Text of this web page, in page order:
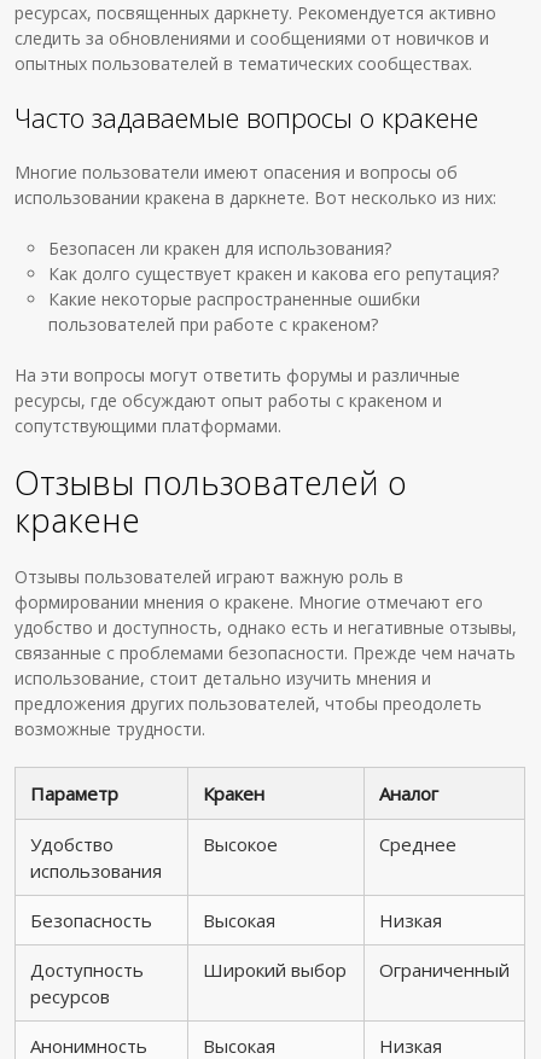
ресурсах, посвященных даркнету. Рекомендуется активно
следить за обновлениями и сообщениями от новичков и
опытных пользователей в тематических сообществах.
Часто задаваемые вопросы о кракене
Многие пользователи имеют опасения и вопросы об
использовании кракена в даркнете. Вот несколько из них:
Безопасен ли кракен для использования?
Как долго существует кракен и какова его репутация?
Какие некоторые распространенные ошибки
пользователей при работе с кракеном?
На эти вопросы могут ответить форумы и различные
ресурсы, где обсуждают опыт работы с кракеном и
сопутствующими платформами.
Отзывы пользователей о
кракене
Отзывы пользователей играют важную роль в
формировании мнения о кракене. Многие отмечают его
удобство и доступность, однако есть и негативные отзывы,
связанные с проблемами безопасности. Прежде чем начать
использование, стоит детально изучить мнения и
предложения других пользователей, чтобы преодолеть
возможные трудности.
Параметр Кракен Аналог
Удобство
использования
Высокое Среднее
Безопасность Высокая Низкая
Доступность
ресурсов
Широкий выбор Ограниченный
Анонимность Высокая Низкая